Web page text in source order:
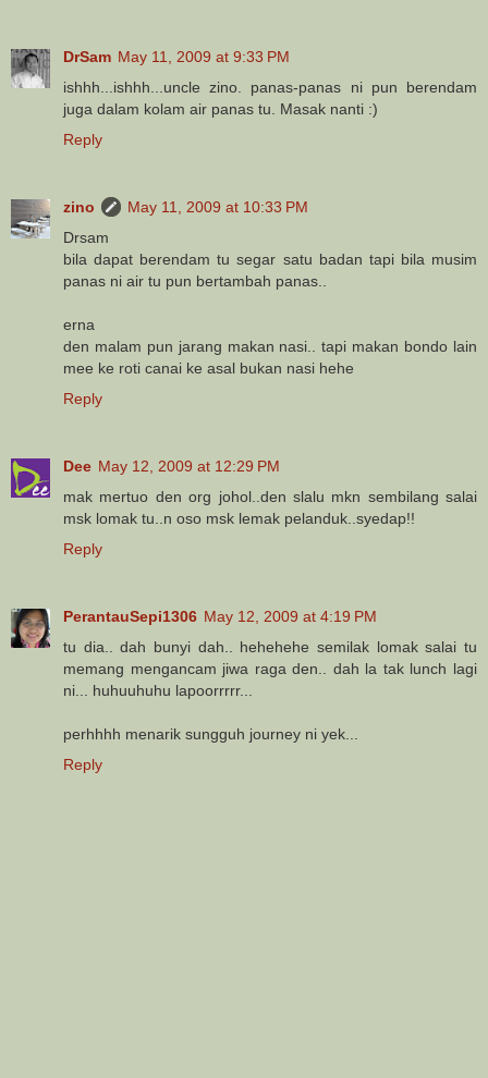
DrSam May 11, 2009 at 9:33 PM
ishhh...ishhh...uncle zino. panas-panas ni pun berendam
juga dalam kolam air panas tu. Masak nanti :)
Reply
zino
May 11, 2009 at 10:33 PM
Drsam
bila dapat berendam tu segar satu badan tapi bila musim
panas ni air tu pun bertambah panas..
erna
den malam pun jarang makan nasi.. tapi makan bondo lain
mee ke roti canai ke asal bukan nasi hehe
Reply
Dee May 12, 2009 at 12:29 PM
mak mertuo den org johol..den slalu mkn sembilang salai
msk lomak tu..n oso msk lemak pelanduk..syedap!!
Reply
PerantauSepi1306 May 12, 2009 at 4:19 PM
tu dia.. dah bunyi dah.. hehehehe semilak lomak salai tu
memang mengancam jiwa raga den.. dah la tak lunch lagi
ni... huhuuhuhu lapoorrrrr...
perhhhh menarik sungguh journey ni yek...
Reply